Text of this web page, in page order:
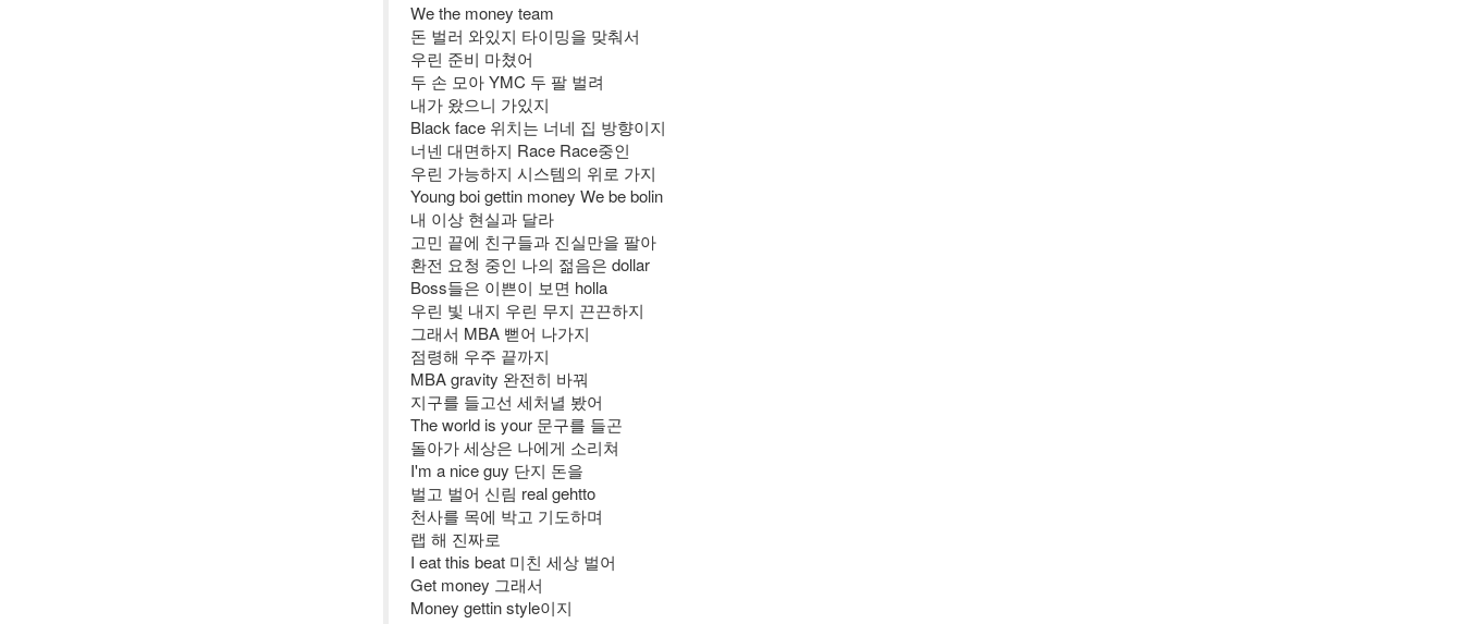
We the money team
돈 벌러 와있지 타이밍을 맞춰서
우린 준비 마쳤어
두 손 모아 YMC 두 팔 벌려
내가 왔으니 가있지
Black face 위치는 너네 집 방향이지
너넨 대면하지 Race Race중인
우린 가능하지 시스템의 위로 가지
Young boi gettin money We be bolin
내 이상 현실과 달라
고민 끝에 친구들과 진실만을 팔아
환전 요청 중인 나의 젊음은 dollar
Boss들은 이쁜이 보면 holla
우린 빛 내지 우린 무지 끈끈하지
그래서 MBA 뻗어 나가지
점령해 우주 끝까지
MBA gravity 완전히 바꿔
지구를 들고선 세처녈 봤어
The world is your 문구를 들곤
돌아가 세상은 나에게 소리쳐
I'm a nice guy 단지 돈을
벌고 벌어 신림 real gehtto
천사를 목에 박고 기도하며
랩 해 진짜로
I eat this beat 미친 세상 벌어
Get money 그래서
Money gettin style이지